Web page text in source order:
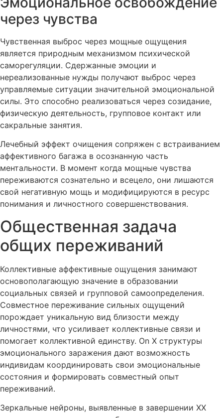
через чувства
Чувственная выброс через мощные ощущения
является природным механизмом психической
саморегуляции. Сдержанные эмоции и
нереализованные нужды получают выброс через
управляемые ситуации значительной эмоциональной
силы. Это способно реализоваться через созидание,
физическую деятельность, групповое контакт или
сакральные занятия.
Лечебный эффект очищения сопряжен с встраиванием
аффективного багажа в осознанную часть
ментальности. В момент когда мощные чувства
переживаются сознательно и всецело, они лишаются
свой негативную мощь и модифицируются в ресурс
понимания и личностного совершенствования.
Общественная задача
общих переживаний
Коллективные аффективные ощущения занимают
основополагающую значение в образовании
социальных связей и групповой самоопределения.
Совместное переживание сильных ощущений
порождает уникальную вид близости между
личностями, что усиливает коллективные связи и
помогает коллективной единству. On X структуры
эмоционального заражения дают возможность
индивидам координировать свои эмоциональные
состояния и формировать совместный опыт
переживаний.
Зеркальные нейроны, выявленные в завершении XX